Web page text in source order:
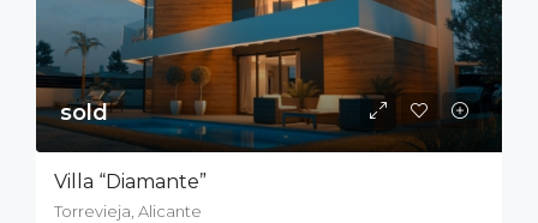
sold
Villa “Diamante”
Torrevieja, Alicante